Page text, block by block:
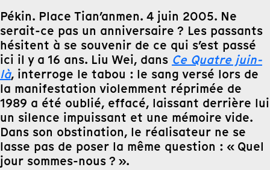
Pékin. Place Tian’anmen. 4 juin 2005. Ne
serait-ce pas un anniversaire ? Les passants
hésitent à se souvenir de ce qui s’est passé
ici il y a 16 ans. Liu Wei, dans Ce Quatre juin-
là, interroge le tabou : le sang versé lors de
la manifestation violemment réprimée de
1989 a été oublié, effacé, laissant derrière lui
un silence impuissant et une mémoire vide.
Dans son obstination, le réalisateur ne se
lasse pas de poser la même question : « Quel
jour sommes-nous ? ».